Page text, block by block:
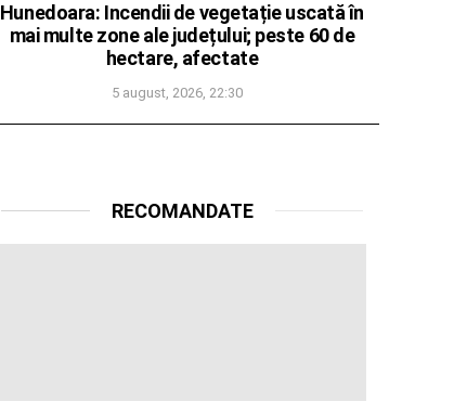
Hunedoara: Incendii de vegetație uscată în
mai multe zone ale județului; peste 60 de
hectare, afectate
5 august, 2026, 22:30
RECOMANDATE